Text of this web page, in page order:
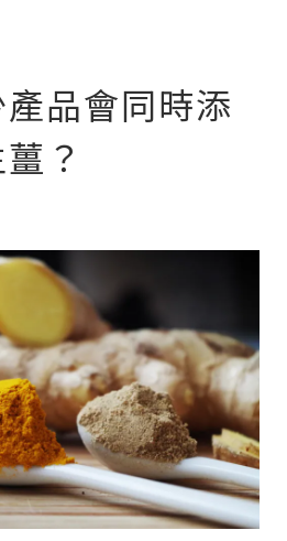
品會同時添
？